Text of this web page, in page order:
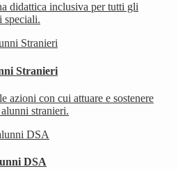
didattica inclusiva per tutti gli
speciali.
Stranieri
azioni con cui attuare e sostenere
stranieri.
DSA